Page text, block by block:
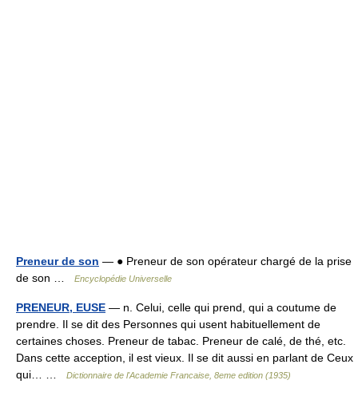
Preneur de son — ● Preneur de son opérateur chargé de la prise
de son …
Encyclopédie Universelle
PRENEUR, EUSE — n. Celui, celle qui prend, qui a coutume de
prendre. Il se dit des Personnes qui usent habituellement de
certaines choses. Preneur de tabac. Preneur de calé, de thé, etc.
Dans cette acception, il est vieux. Il se dit aussi en parlant de Ceux
qui… …
Dictionnaire de l'Academie Francaise, 8eme edition (1935)